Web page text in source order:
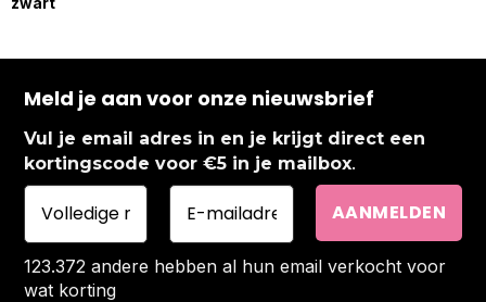
Meld je aan voor onze nieuwsbrief
Vul je email adres in en je krijgt direct een
kortingscode voor €5 in je mailbox.
123.372 andere hebben al hun email verkocht voor
wat korting